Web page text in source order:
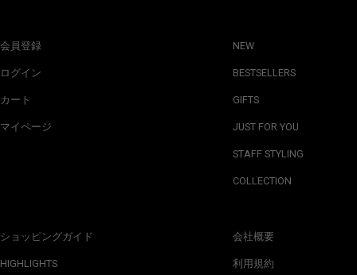
会員登録
ログイン
カート
マイページ
ショッピングガイド
HIGHLIGHTS
NEW
BESTSELLERS
GIFTS
JUST FOR YOU
STAFF STYLING
COLLECTION
会社概要
利用規約